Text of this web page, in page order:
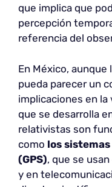
que implica que
percepción
referencia del
En México,
pueda parecer un
implicaciones en la
que se desarrolla
relativistas son
como los
(GPS), que se
y en